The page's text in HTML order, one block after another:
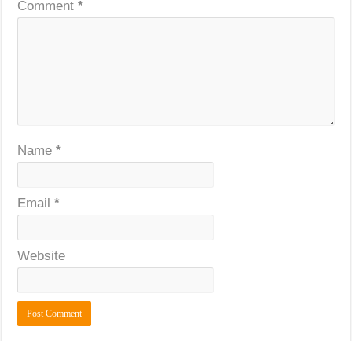
Comment*
Name*
Email*
Website